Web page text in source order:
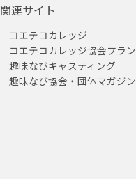
関連サイト
コエテコカレッジ
コエテコカレッジ協会プラン
趣味なびキャスティング
趣味なび協会・団体マガジン